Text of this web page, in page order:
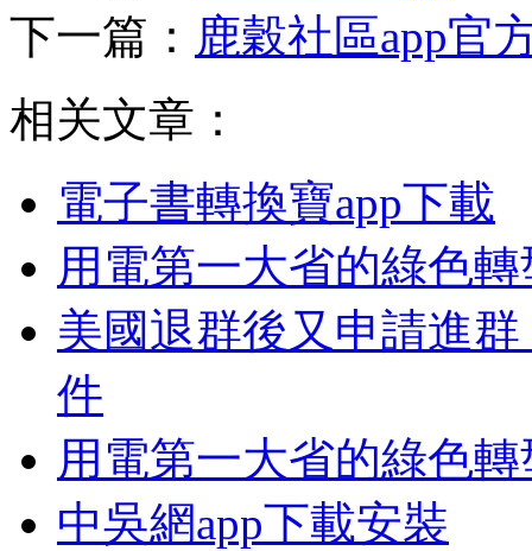
下一篇： 鹿穀社區app官
相关文章：
電子書轉換寶app下載
用電第一大省的綠色
美國退群後又申請進
件
用電第一大省的綠色
中吳網app下載安裝